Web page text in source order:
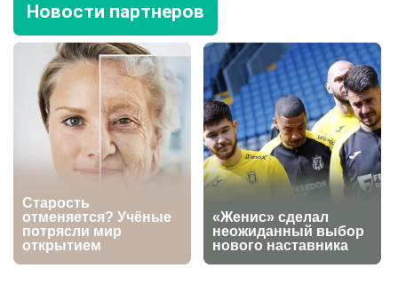
Новости партнеров